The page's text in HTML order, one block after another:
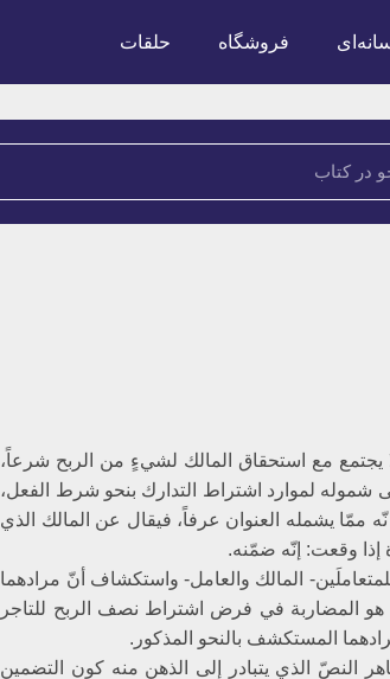
فروشگاه حلقات
مع استحقاق المالك لشي‏ءٍ من الربح شرعاً،
شموله لموارد اشتراط التدارك بنحو شرط الفعل،
نّه ممّا يشمله العنوان عرفاً، فيقال عن المالك الذي
وقعت: إنّه ضمّنه.
المالك والعامل- واستكشاف أنّ مرادهما
المضاربة في فرض اشتراط نصف الربح للتاجر
المستكشف بالنحو المذكور.
النصّ الذي يتبادر إلى الذهن منه كون التضمين